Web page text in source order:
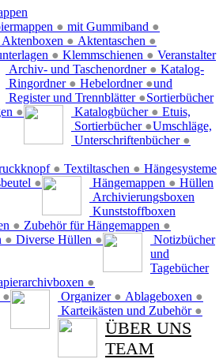
● mit Gummiband ●
Aktenboxen ● Aktentaschen ●
● Klemmschienen ● Veranstalter
Archiv- und Taschenordner ●
Ringordner ● Hebelordner ●
Register und Trennblätter ●
●
Katalog-
und
Sortierbücher
Katalogbücher ●
Sortierbücher ●
Unterschriftenbücher ●
Etuis,
Umschläge,
● Textiltaschen ●
●
Hängesysteme
Hängemappen ●
● Zubehör für Hängemappen ●
Hüllen
● Diverse Hüllen ●
Archivierungsboxen
●
●
Kunststoffboxen
Organizer ● Ablageboxen ●
Karteikästen und Zubehör ●
Notizbücher
und
Tagebücher
ÜBER UNS
TEAM